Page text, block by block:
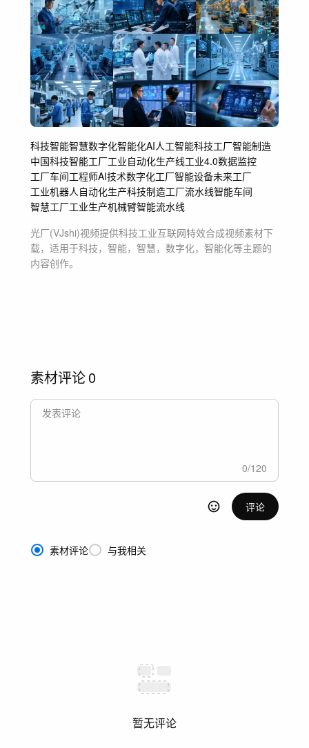
科技智能智慧数字化智能化AI人工智能科技工厂智能制造
中国科技智能工厂工业自动化生产线工业4.0数据监控
工厂车间工程师AI技术数字化工厂智能设备未来工厂
工业机器人 自动化生产科技制造工厂流水线智能车间
智慧工厂工业生产机械臂智能流水线
光厂(VJshi)视频提供科技工业互联网特效合成视频素材下
载，适用于科技，智能，智慧，数字化，智能化等主题的
内容创作。
素材评论0
0/120
评论
素材评论 与我相关
暂无评论